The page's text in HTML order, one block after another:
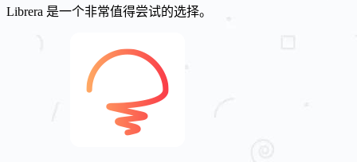
Librera 是一个非常值得尝试的选择。